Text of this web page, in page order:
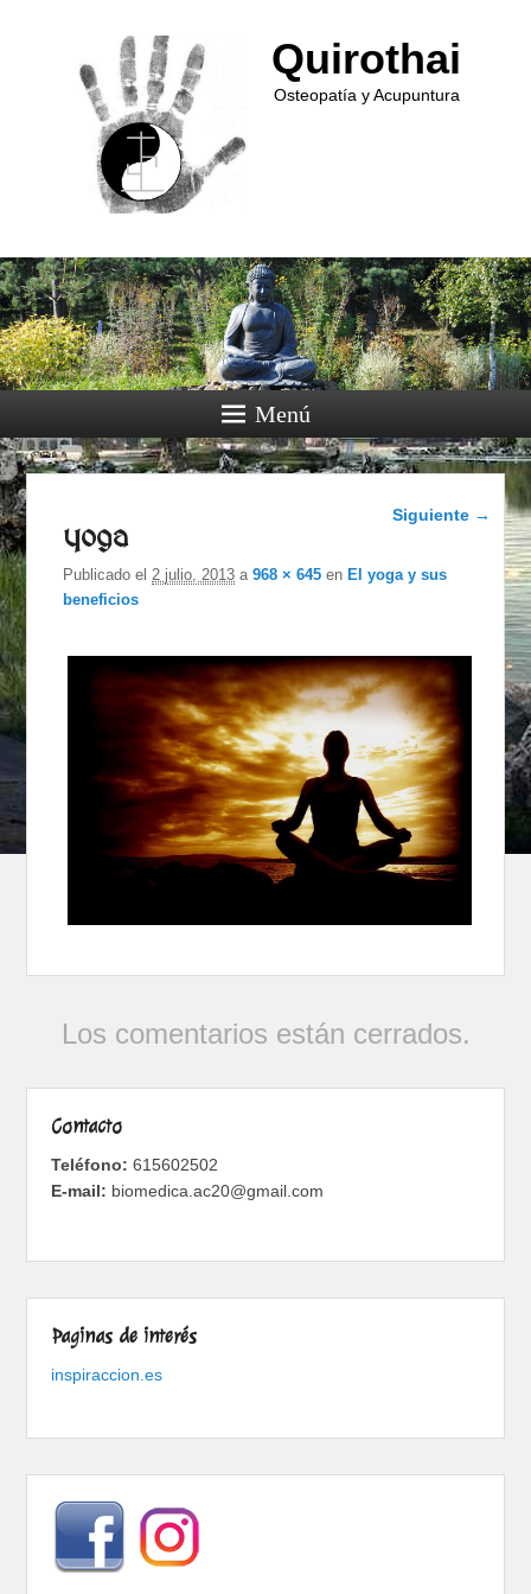
Quirothai
Osteopatía y Acupuntura
Menú
Navegador de
Siguiente →
yoga
Publicado el 2 julio, 2013 a968 × 645 enEl yoga y sus
beneficios
Los comentarios están cerrados.
Contacto
Teléfono: 615602502
E-mail: biomedica.ac20@gmail.com
Paginas de interés
inspiraccion.es